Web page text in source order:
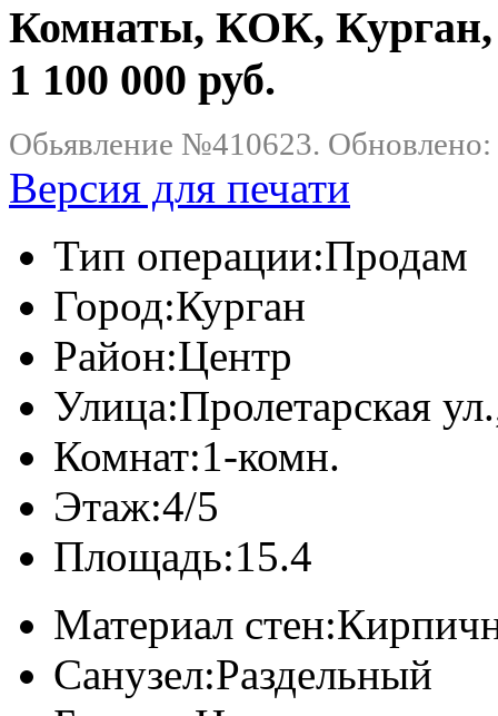
Комнаты, КОК, Курган,
1 100 000 руб.
Обьявление №410623.
Версия для печати
Тип операции:Продам
Город:Курган
Район:Центр
Улица:Пролетарская
Комнат:1-комн.
Этаж:4/5
Площадь:15.4
Материал стен:
Санузел:Раздельный